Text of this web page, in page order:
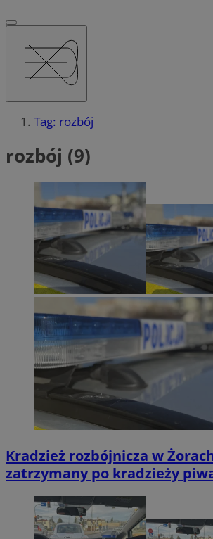
Tag: rozbój
rozbój (9)
Kradzież rozbójnicza w
zatrzymany po kradzieży